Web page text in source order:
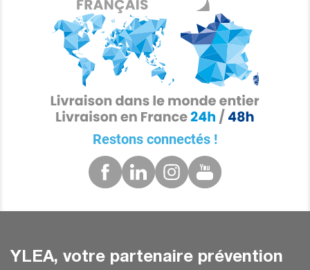
Restons connectés !
YLEA, votre partenaire prévention